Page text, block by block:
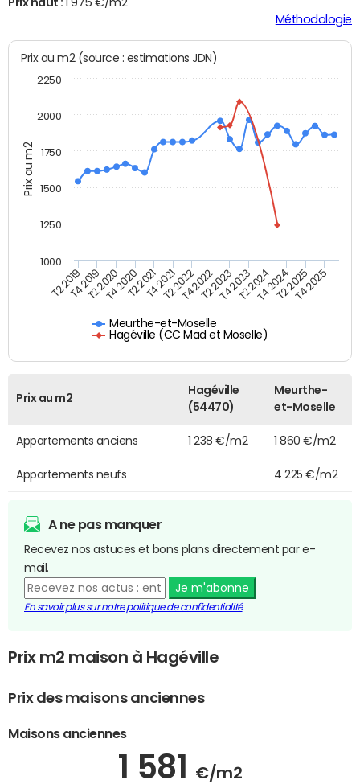
Méthodologie
Prix au m2
Prix au m2 (source : estimations JDN)
Meurthe-et-Moselle
Hagéville (CC Mad et Moselle)
T2 2019T4 2019T2 2020T4 2020T2 2021T4 2021T2 2022T4 2022T2 2023T4 2023T2 2024T4 2024T2 2025T4 2025
1000
1250
1500
1750
2000
2250
Prix au m2
Hagéville
(54470)
Meurthe-
et-Moselle
Appartements anciens 1 238 €/m2 1 860 €/m2
Appartements neufs 4 225 €/m2
A ne pas manquer
Recevez nos astuces et bons plans directement par e-
mail.
Je m'abonne
En savoir plus sur notre politique de confidentialité
Prix m2 maison à Hagéville
Prix des maisons anciennes
Maisons anciennes
1 581 €/m2